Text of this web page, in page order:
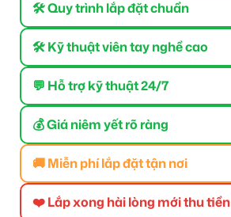
🛠 Quy trình lắp đặt chuẩn
🛠 Kỹ thuật viên tay nghề cao
💬 Hỗ trợ kỹ thuật 24/7
💰 Giá niêm yết rõ ràng
🚚 Miễn phí lắp đặt tận nơi
❤️ Lắp xong hài lòng mới thu tiền